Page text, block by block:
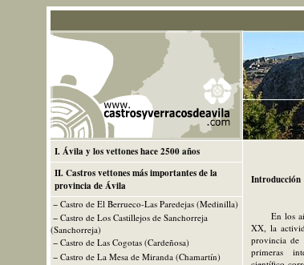
I. Ávila y los vettones hace 2500 años
II. Castros vettones más importantes de la
provincia de Ávila
− Castro de El Berrueco-Las Paredejas (Medinilla)
− Castro de Los Castillejos de Sanchorreja
(Sanchorreja)
− Castro de Las Cogotas (Cardeñosa)
− Castro de La Mesa de Miranda (Chamartín)
Introducción
En los
XX, la
provincia de
primeras